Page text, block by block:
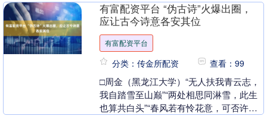
一间名为“吉蛙....
有富配资平台 “伪古诗”火爆出圈，
应让古今诗意各安其位
有富配资平台
分类：传金所配资 查看：99
□周金（黑龙江大学）“无人扶我青云志，
我自踏雪至山巅”“两处相思同淋雪，此生
也算共白头”“春风若有怜花意，可否许我